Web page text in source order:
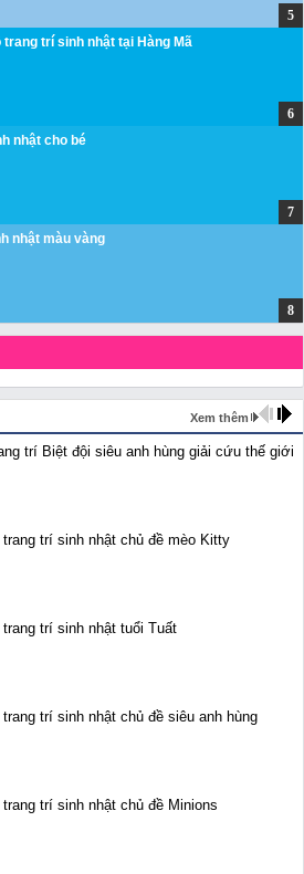
trang trí sinh nhật tại Hàng Mã
nhật cho bé
nhật màu vàng
Xem thêm
trí Biệt đội siêu anh hùng giải cứu thế giới
trí sinh nhật chủ đề mèo Kitty
trí sinh nhật tuổi Tuất
trí sinh nhật chủ đề siêu anh hùng
trí sinh nhật chủ đề Minions